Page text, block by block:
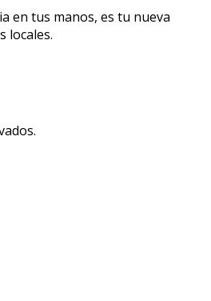
en tus manos, es tu nueva
locales.